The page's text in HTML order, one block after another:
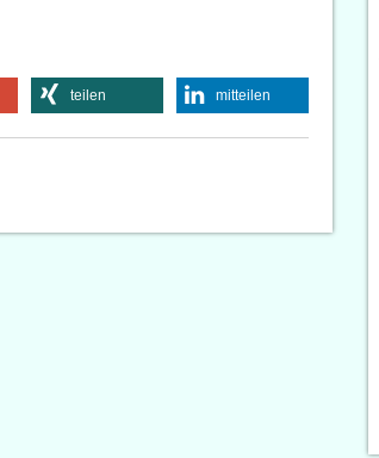
teilen mitteilen